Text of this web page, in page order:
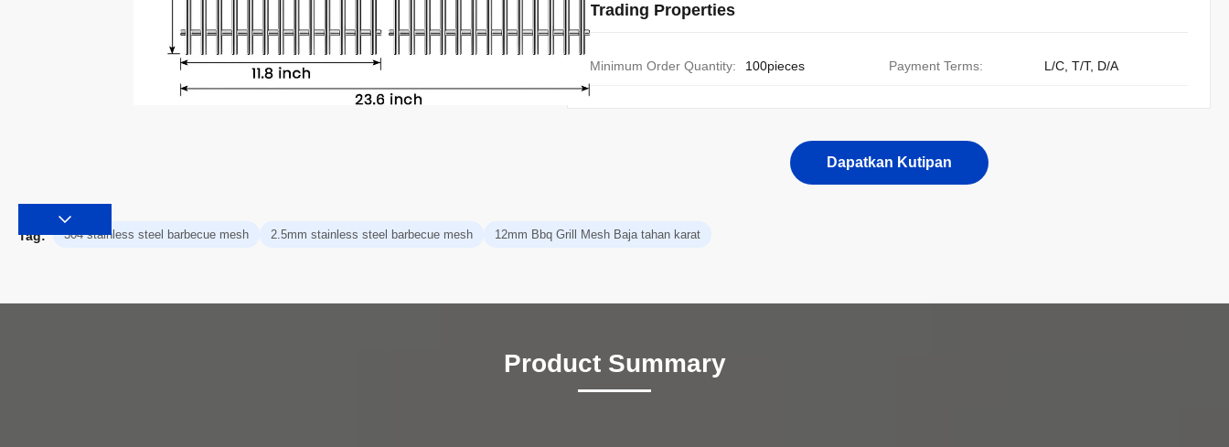
Trading Properties
Minimum Order Quantity: 100pieces Payment Terms: L/C, T/T, D/A
Dapatkan Kutipan
Tag: 304 stainless steel barbecue mesh 2.5mm stainless steel barbecue mesh 12mm Bbq Grill Mesh Baja tahan karat
Product Summary